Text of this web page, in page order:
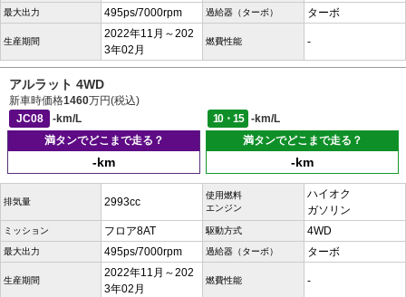
最大出力 495ps/7000rpm 過給器（ターボ） ターボ
生産期間
2022年11月～202
3年02月
燃費性能 -
アルラット 4WD
新車時価格1460万円(税込)
JC08
-km/L 10・15
-km/L
満タンでどこまで走る？
-km
満タンでどこまで走る？
-km
排気量 2993cc
使用燃料
エンジン
ハイオク
ガソリン
ミッション フロア8AT 駆動方式 4WD
最大出力 495ps/7000rpm 過給器（ターボ） ターボ
生産期間
2022年11月～202
3年02月
燃費性能 -